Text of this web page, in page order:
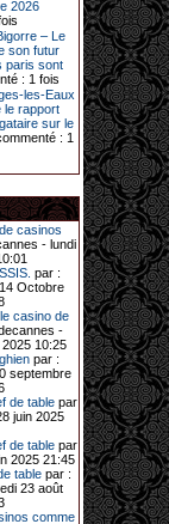
JOA de
de mars a
207 euros
27 mars,
086 euros
sous.
jackpot,
28
322
sur la table
Poker,
sur la
flush
annoncés
par le
en soirée.
soirée, une
habitant
2026
– Le
son futur
paris sont
: 1 fois
les-Eaux
le rapport
sur le
: 1
casinos
- lundi
par :
Octobre
casino de
-
10:25
par :
septembre
de table par
juin 2025
de table par
2025 21:45
tablepar :
23 août
comme